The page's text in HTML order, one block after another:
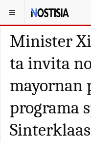
YOU ARE HERE: ARUBA
Minister
ta invita
mayornan
programa